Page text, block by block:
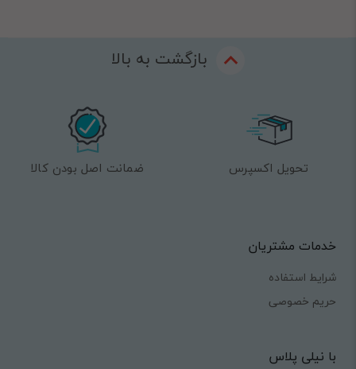
بازگشت به بالا
تحویل اکسپرس ضمانت اصل بودن کالا
خدمات مشتریان
شرایط استفاده
حریم خصوصی
با نیلی پلاس